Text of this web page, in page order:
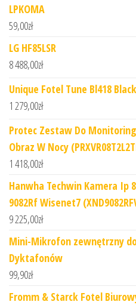
LPKOMA
59,00zł
LG HF85LSR
8 488,00zł
Unique Fotel Tune Bl418 Black
1 279,00zł
Protec Zestaw Do
Obraz W Nocy
1 418,00zł
Hanwha Techwin Kamera Ip
9082Rf Wisenet7
9 225,00zł
Mini-Mikrofon zewnętrzny
Dyktafonów
99,90zł
Fromm & Starck Fotel